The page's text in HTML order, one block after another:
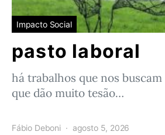
Impacto Social
pasto laboral
há trabalhos que nos
que dão muito tesão…
Fábio Deboni agosto 5, 2026